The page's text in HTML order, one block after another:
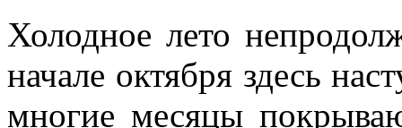
Холодное лето
начале октября здесь
многие месяцы